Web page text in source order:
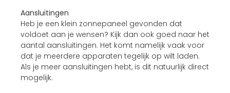
Aansluitingen
Heb je een klein zonnepaneel gevonden dat
voldoet aan je wensen? Kijk dan ook goed naar het
aantal aansluitingen. Het komt namelijk vaak voor
dat je meerdere apparaten tegelijk op wilt laden.
Als je meer aansluitingen hebt, is dit natuurlijk direct
mogelijk.